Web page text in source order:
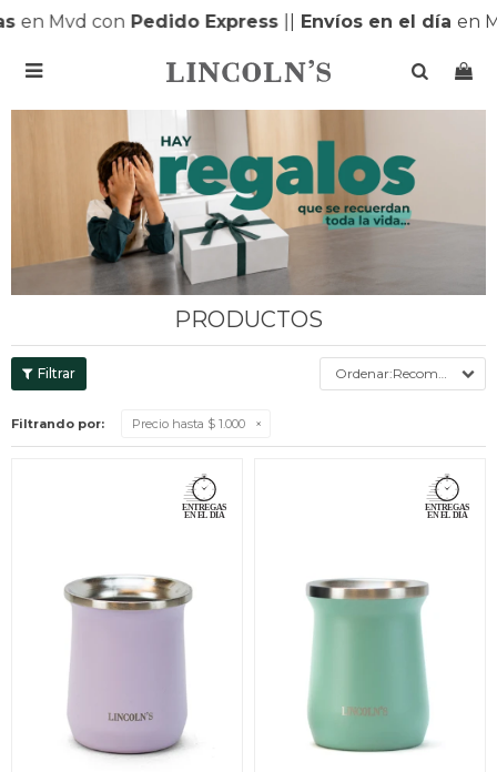
conPedido Express||Envíos en el día en

PRODUCTOS
Recomendados
Filtrando por: Precio hasta $ 1.000